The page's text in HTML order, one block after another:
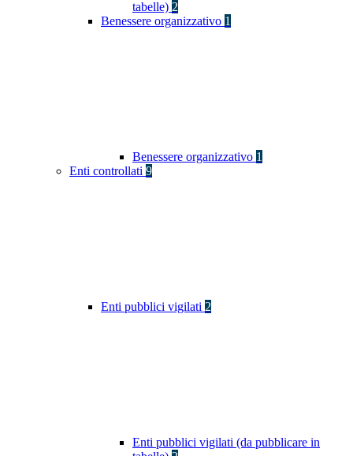
tabelle) 2
Benessere organizzativo 1
Benessere organizzativo 1
Enti controllati 9
Enti pubblici vigilati 2
Enti pubblici vigilati (da pubblicare in